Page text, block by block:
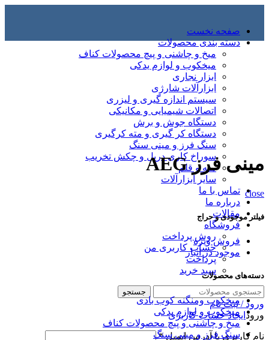
صفحه نخست
دسته بندی محصولات
میخ و چاشنی و پیچ محصولات کناف
میخکوب و لوازم یدکی
ابزار نجاری
ابزارآلات شارژی
سیستم اندازه گیری و لیزری
اتصالات شیمیایی و مکانیکی
دستگاه جوش و برش
دستگاه کر گیری و مته کرگیری
سنگ فرز و مینی سنگ
سوراخ کاری دریل و چکش تخریب
مته و قلم
سایر ابزارآلات
تماس با ما
درباره ما
مقالات
فروشگاه
روش پرداخت
حساب کاربری من
پرداخت
سبد خرید
جستجو
ورود / ثبت نام
ورود ایجاد حساب کاربری
نام کاربری یا آدرس ایمیل*
مینی فرز AEG
close
فیلتر موجودی و حراج
فروش ویژه
موجود در انبار
دسته‌های محصولات
میخکوب و‌منگنه کوب بادی
میخکوب و لوازم یدکی
میخ و چاشنی و پیچ محصولات کناف
سنگ فرز و مینی سنگ